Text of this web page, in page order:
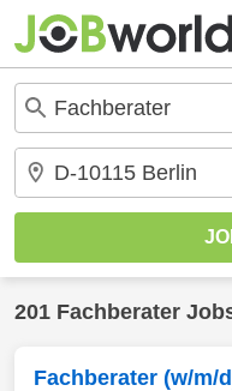
201 Fachberater
Fachberater (w/m/